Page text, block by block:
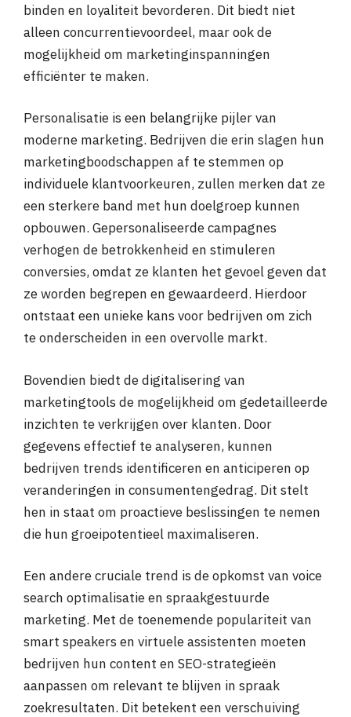
binden en loyaliteit bevorderen. Dit biedt niet
alleen concurrentievoordeel, maar ook de
mogelijkheid om marketinginspanningen
efficiënter te maken.
Personalisatie is een belangrijke pijler van
moderne marketing. Bedrijven die erin slagen hun
marketingboodschappen af te stemmen op
individuele klantvoorkeuren, zullen merken dat ze
een sterkere band met hun doelgroep kunnen
opbouwen. Gepersonaliseerde campagnes
verhogen de betrokkenheid en stimuleren
conversies, omdat ze klanten het gevoel geven dat
ze worden begrepen en gewaardeerd. Hierdoor
ontstaat een unieke kans voor bedrijven om zich
te onderscheiden in een overvolle markt.
Bovendien biedt de digitalisering van
marketingtools de mogelijkheid om gedetailleerde
inzichten te verkrijgen over klanten. Door
gegevens effectief te analyseren, kunnen
bedrijven trends identificeren en anticiperen op
veranderingen in consumentengedrag. Dit stelt
hen in staat om proactieve beslissingen te nemen
die hun groeipotentieel maximaliseren.
Een andere cruciale trend is de opkomst van voice
search optimalisatie en spraakgestuurde
marketing. Met de toenemende populariteit van
smart speakers en virtuele assistenten moeten
bedrijven hun content en SEO-strategieën
aanpassen om relevant te blijven in spraak
zoekresultaten. Dit betekent een verschuiving